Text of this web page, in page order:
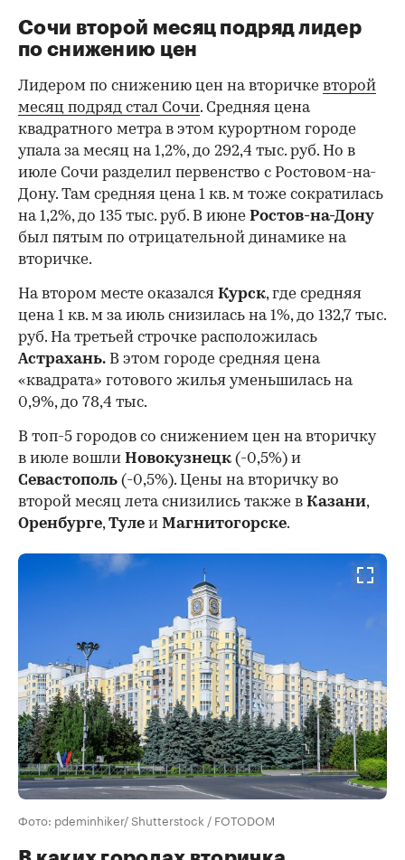
Сочи второй месяц подряд лидер
по снижению цен
Лидером по снижению цен на вторичке второй
месяц подряд стал Сочи. Средняя цена
квадратного метра в этом курортном городе
упала за месяц на 1,2%, до 292,4 тыс. руб. Но в
июле Сочи разделил первенство с Ростовом-на-
Дону. Там средняя цена 1 кв. м тоже сократилась
на 1,2%, до 135 тыс. руб. В июне Ростов-на-Дону
был пятым по отрицательной динамике на
вторичке.
На втором месте оказался Курск, где средняя
цена 1 кв. м за июль снизилась на 1%, до 132,7 тыс.
руб. На третьей строчке расположилась
Астрахань. В этом городе средняя цена
«квадрата» готового жилья уменьшилась на
0,9%, до 78,4 тыс.
В топ-5 городов со снижением цен на вторичку
в июле вошли Новокузнецк (-0,5%) и
Севастополь (-0,5%). Цены на вторичку во
второй месяц лета снизились также в Казани,
Оренбурге,Туле и Магнитогорске.
Фото: pdeminhiker/ Shutterstock / FOTODOM